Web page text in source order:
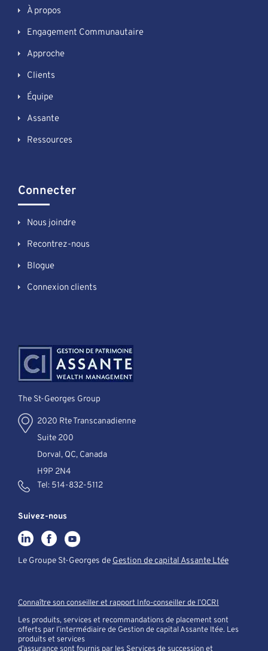
À propos
Engagement Communautaire
Approche
Clients
Équipe
Assante
Ressources
Connecter
Nous joindre
Recontrez-nous
Blogue
Connexion clients
The St-Georges Group
2020 Rte Transcanadienne
Suite 200
Dorval, QC, Canada
H9P 2N4
Tel: 514-832-5112
Suivez-nous
Le Groupe St-Georges de Gestion de capital Assante Ltée
Connaître son conseiller et rapport Info-conseiller de l’OCRI
Les produits, services et recommandations de placement sont
offerts par l’intermédiaire de Gestion de capital Assante ltée. Les
produits et services
d’assurance sont fournis par les Services de succession et